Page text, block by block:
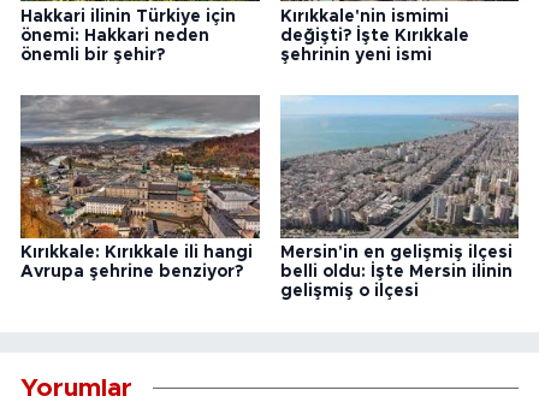
Hakkari ilinin Türkiye için
önemi: Hakkari neden
önemli bir şehir?
Kırıkkale'nin ismimi
değişti? İşte Kırıkkale
şehrinin yeni ismi
Kırıkkale: Kırıkkale ili hangi
Avrupa şehrine benziyor?
Mersin'in en gelişmiş ilçesi
belli oldu: İşte Mersin ilinin
gelişmiş o ilçesi
Yorumlar